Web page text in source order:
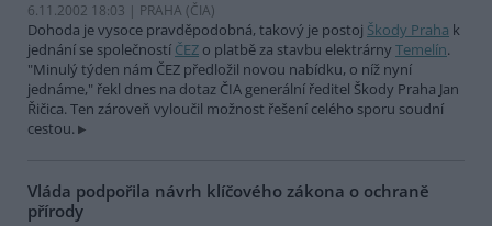
6.11.2002 18:03 | PRAHA (ČIA)
Dohoda je vysoce pravděpodobná, takový je postoj Škody Praha k
jednání se společností ČEZ o platbě za stavbu elektrárny Temelín.
"Minulý týden nám ČEZ předložil novou nabídku, o níž nyní
jednáme," řekl dnes na dotaz ČIA generální ředitel Škody Praha Jan
Řičica. Ten zároveň vyloučil možnost řešení celého sporu soudní
cestou.
Vláda podpořila návrh klíčového zákona o ochraně
přírody